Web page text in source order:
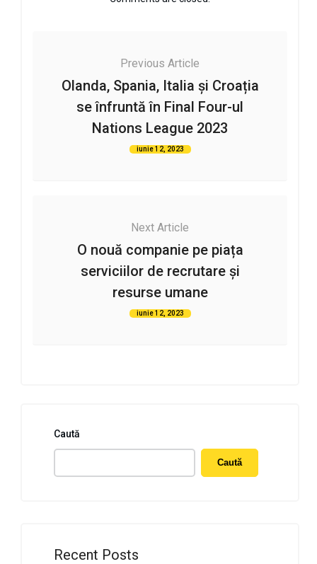
Previous Article
Olanda, Spania, Italia și Croația
se înfruntă în Final Four-ul
Nations League 2023
iunie 12, 2023
Next Article
O nouă companie pe piața
serviciilor de recrutare și
resurse umane
iunie 12, 2023
Caută
Caută
Recent Posts